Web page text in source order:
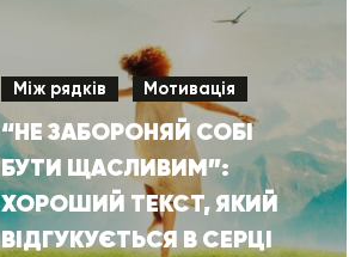
Між рядків Мотивація
“НЕ ЗАБОРОНЯЙ СОБІ
БУТИ ЩАСЛИВИМ”:
ХОРОШИЙ ТЕКСТ, ЯКИЙ
ВІДГУКУЄТЬСЯ В СЕРЦІ